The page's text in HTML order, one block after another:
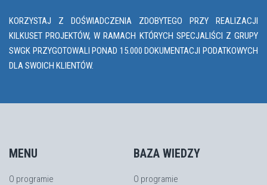
KORZYSTAJ Z DOŚWIADCZENIA ZDOBYTEGO PRZY REALIZACJI
KILKUSET PROJEKTÓW, W RAMACH KTÓRYCH SPECJALIŚCI Z GRUPY
SWGK PRZYGOTOWALI PONAD 15.000 DOKUMENTACJI PODATKOWYCH
DLA SWOICH KLIENTÓW.
MENU
O programie
BAZA WIEDZY
O programie